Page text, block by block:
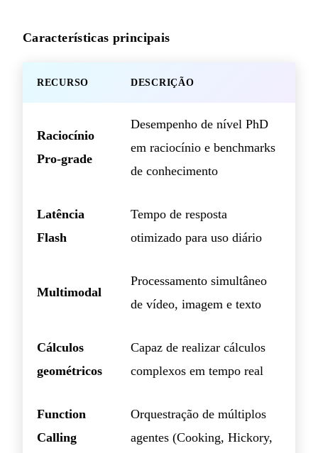
Características principais
RECURSO DESCRIÇÃO
Raciocínio
Pro-grade
Desempenho de nível PhD
em raciocínio e benchmarks
de conhecimento
Latência
Flash
Tempo de resposta
otimizado para uso diário
Multimodal
Processamento simultâneo
de vídeo, imagem e texto
Cálculos
geométricos
Capaz de realizar cálculos
complexos em tempo real
Function
Calling
Orquestração de múltiplos
agentes (Cooking, Hickory,